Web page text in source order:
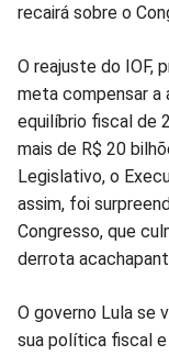
recairá sobre o
O reajuste do IOF,
meta compensar a
equilíbrio fiscal de
mais de R$ 20
Legislativo, o
assim, foi
Congresso, que
derrota
O governo Lula se
sua política fiscal